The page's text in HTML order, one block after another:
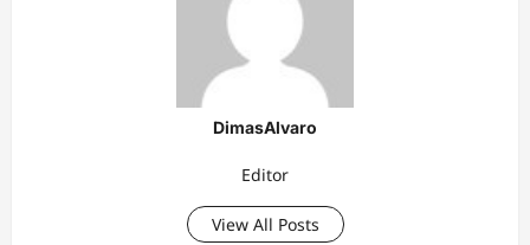
DimasAlvaro
Editor
View All Posts